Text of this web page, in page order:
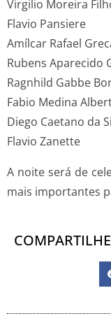
Virgilio Moreira
Flavio Pansiere
Amílcar Rafael
Rubens Aparecido
Ragnhild Gabbe
Fabio Medina
Diego Caetano da
Flavio Zanette
A noite será de
mais importantes
COMPARTILHE